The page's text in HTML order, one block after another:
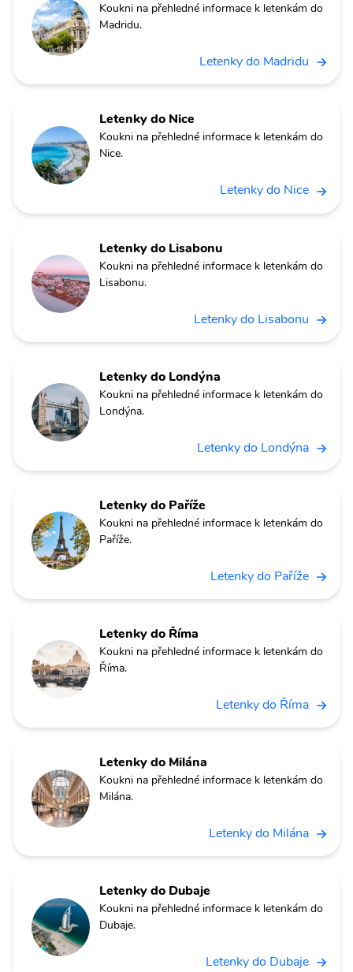
Koukni na přehledné informace k letenkám do
Madridu.
Letenky do Madridu
Letenky do Nice
Koukni na přehledné informace k letenkám do
Nice.
Letenky do Nice
Letenky do Lisabonu
Koukni na přehledné informace k letenkám do
Lisabonu.
Letenky do Lisabonu
Letenky do Londýna
Koukni na přehledné informace k letenkám do
Londýna.
Letenky do Londýna
Letenky do Paříže
Koukni na přehledné informace k letenkám do
Paříže.
Letenky do Paříže
Letenky do Říma
Koukni na přehledné informace k letenkám do
Říma.
Letenky do Říma
Letenky do Milána
Koukni na přehledné informace k letenkám do
Milána.
Letenky do Milána
Letenky do Dubaje
Koukni na přehledné informace k letenkám do
Dubaje.
Letenky do Dubaje